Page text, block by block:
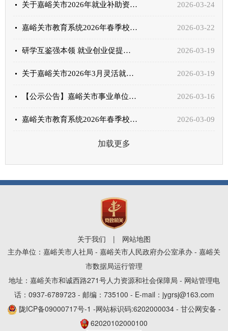
关于嘉峪关市2026年就业补助资金审核结果的公示 2026-03-24
嘉峪关市教育系统2026年春季校园公开招聘工作全面开启 2026-03-22
研学互鉴强本领 就业创业促提升——临泽县人社局来我市开展就业创业服务考察学习 2026-03-19
关于嘉峪关市2026年3月灵活就业社会保险补贴审核结果的公示 2026-03-19
【公示公告】嘉峪关市事业单位2026年引进高层次和急需紧缺人才公告 2026-03-16
嘉峪关市教育系统2026年春季校园公开招聘教师公告 2026-03-09
加载更多
关于我们 |
网站地图
主办单位：嘉峪关市人社局 - 嘉峪关市人民政府办公室承办 - 嘉峪关
市数据局运行管理
地址：嘉峪关市和诚西路271号人力资源和社会保障局 - 网站管理电
话：0937-6789723 - 邮编：735100 - E-mail：jygrsj@163.com
陇ICP备09000717号-1 -网站标识码:6202000034 - 甘公网安备 -
62020102000100